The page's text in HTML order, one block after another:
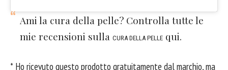
Ami la cura della pelle? Controlla tutte le
mie recensioni sulla CURA DELLA PELLE qui.
* Ho ricevuto questo prodotto gratuitamente dal marchio, ma